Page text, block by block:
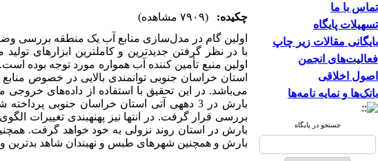
تماس با ما
تسهیلات پایگاه
بایگانی مقالات زیر چاپ
فعالیت‌های انجمن
اصول اخلاقی
بانک‌ها و نمایه نامه‌ها
جستجو در پایگاه
چکیده:
(۷۹۰۹ مشاهده)
اولین گام در مدل‌سازی منابع آب یک منطقه بررسی
با در نظر گرفتن جدیدترین و کامل­ترین ابزارهای
اولین منبع تأمین کننده آب همواره مورد توجه بوده است.
استان خراسان جنوبی توان­مندی بالایی در خصوص
می‌باشد. در اﯾﻦ تحقیق ﺑﺎ اﺳﺘﻔﺎده از دادهﻫﺎی
بررسی قرار گرفت. در انتها نیز پهنه­بندی تغییرات
بارش و همچنین شهرهای طبس و نهبندان شاهد بدترین